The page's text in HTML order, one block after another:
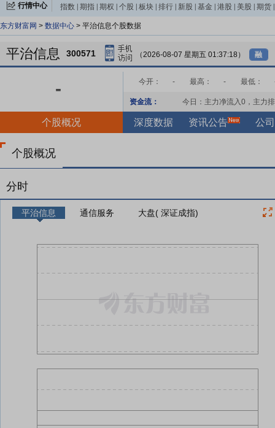
行情中心 指数 期指 期权 个股 板块 排行 新股 基金 港股 美股 期货
东方财富网 > 数据中心 > 平治信息个股数据
平治信息 300571 （2026-08-07 星期五 01:37:18） 融
- 今开： - 最高： - 最低：
资金流： 今日：主力净流入0 ，主力
个股概况 深度数据 资讯公告 公
个股概况
分时
平治信息 通信服务 大盘( 深证成指)